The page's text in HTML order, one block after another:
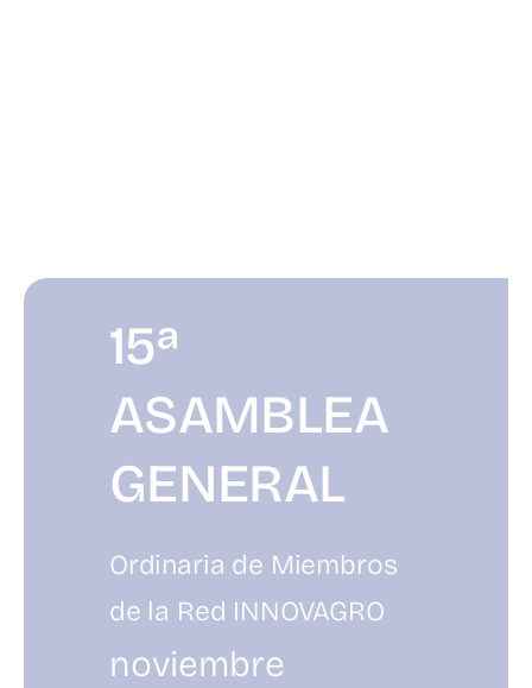
15ª
ASAMBLEA
GENERAL
Ordinaria de Miembros
de la Red INNOVAGRO
noviembre